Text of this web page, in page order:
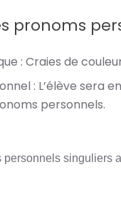
pronoms
: Craies de
: L’élève sera
personnels.
personnels singuliers